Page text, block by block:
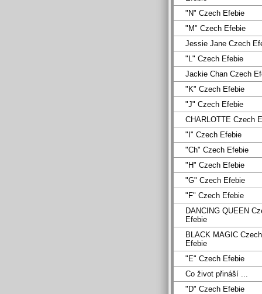
"N" Czech Efebie
"M" Czech Efebie
Jessie Jane Czech
"L" Czech Efebie
Jackie Chan Czech
"K" Czech Efebie
"J" Czech Efebie
CHARLOTTE Czech
"I" Czech Efebie
"Ch" Czech Efebie
"H" Czech Efebie
"G" Czech Efebie
"F" Czech Efebie
DANCING QUEEN
Efebie
BLACK MAGIC Czech
Efebie
"E" Czech Efebie
Co život přináší ...
"D" Czech Efebie